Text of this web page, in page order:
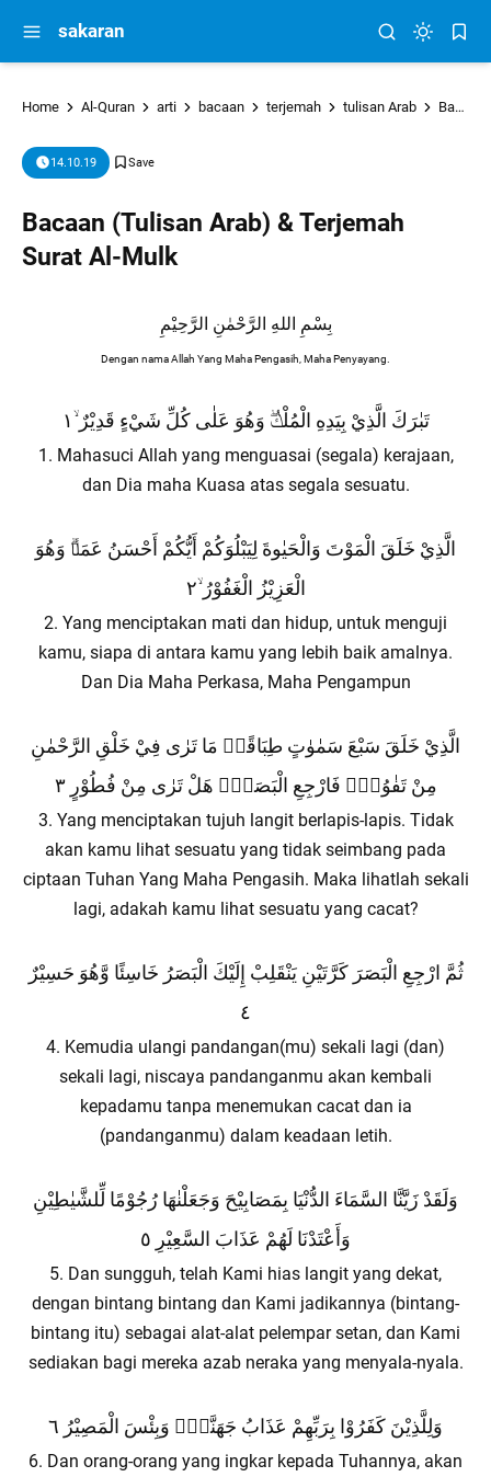
sakaran
Home Al-Quran arti bacaan terjemah tulisan Arab Bacaan (Tulisan Arab) & Terjemah Surat Al-Mulk
14.10.19
Bacaan (Tulisan Arab) & Terjemah
Surat Al-Mulk
بِسْمِ اللهِ الرَّحْمٰنِ الرَّحِيْمِ
Dengan nama Allah Yang Maha Pengasih, Maha Penyayang.
تَبٰرَكَ الَّذِيْ بِيَدِهِ الْمُلْكُۖ وَهُوَ عَلٰى كُلِّ شَيْءٍ قَدِيْرٌ ۙ١
1. Mahasuci Allah yang menguasai (segala) kerajaan,
dan Dia maha Kuasa atas segala sesuatu.
الَّذِيْ خَلَقَ الْمَوْتَ وَالْحَيٰوةَ لِيَبْلُوَكُمْ أَيُّكُمْ أَحْسَنُ عَمَلًاۗ وَهُوَ
الْعَزِيْزُ الْغَفُوْرُ ۙ٢
2. Yang menciptakan mati dan hidup, untuk menguji
kamu, siapa di antara kamu yang lebih baik amalnya.
Dan Dia Maha Perkasa, Maha Pengampun
الَّذِيْ خَلَقَ سَبْعَ سَمٰوٰتٍ طِبَاقًاۗ مَا تَرٰى فِيْ خَلْقِ الرَّحْمٰنِ
مِنْ تَفٰوُتٍۗ فَارْجِعِ الْبَصَرَۙ هَلْ تَرٰى مِنْ فُطُوْرٍ ٣
3. Yang menciptakan tujuh langit berlapis-lapis. Tidak
akan kamu lihat sesuatu yang tidak seimbang pada
ciptaan Tuhan Yang Maha Pengasih. Maka lihatlah sekali
lagi, adakah kamu lihat sesuatu yang cacat?
ثُمَّ ارْجِعِ الْبَصَرَ كَرَّتَيْنِ يَنْقَلِبْ إِلَيْكَ الْبَصَرُ خَاسِئًا وَّهُوَ حَسِيْرٌ
٤
4. Kemudia ulangi pandangan(mu) sekali lagi (dan)
sekali lagi, niscaya pandanganmu akan kembali
kepadamu tanpa menemukan cacat dan ia
(pandanganmu) dalam keadaan letih.
وَلَقَدْ زَيَّنَّا السَّمَاءَ الدُّنْيَا بِمَصَابِيْحَ وَجَعَلْنٰهَا رُجُوْمًا لِّلشَّيٰطِيْنِ
وَأَعْتَدْنَا لَهُمْ عَذَابَ السَّعِيْرِ ٥
5. Dan sungguh, telah Kami hias langit yang dekat,
dengan bintang bintang dan Kami jadikannya (bintang-
bintang itu) sebagai alat-alat pelempar setan, dan Kami
sediakan bagi mereka azab neraka yang menyala-nyala.
وَلِلَّذِيْنَ كَفَرُوْا بِرَبِّهِمْ عَذَابُ جَهَنَّمَۗ وَبِئْسَ الْمَصِيْرُ ٦
6. Dan orang-orang yang ingkar kepada Tuhannya, akan